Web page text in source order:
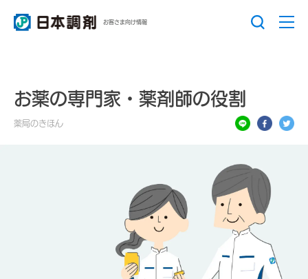
お客さま向け情報
お薬の専門家・薬剤師の役割
薬局のきほん